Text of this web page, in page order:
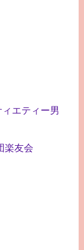
エティー男
楽友会